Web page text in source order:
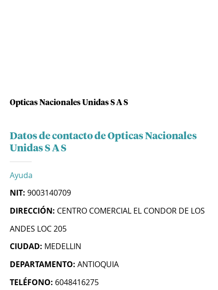
Opticas Nacionales Unidas S A S
Datos de contacto de Opticas Nacionales
Unidas S A S
Ayuda
NIT: 9003140709
DIRECCIÓN: CENTRO COMERCIAL EL CONDOR DE LOS
ANDES LOC 205
CIUDAD: MEDELLIN
DEPARTAMENTO: ANTIOQUIA
TELÉFONO: 6048416275